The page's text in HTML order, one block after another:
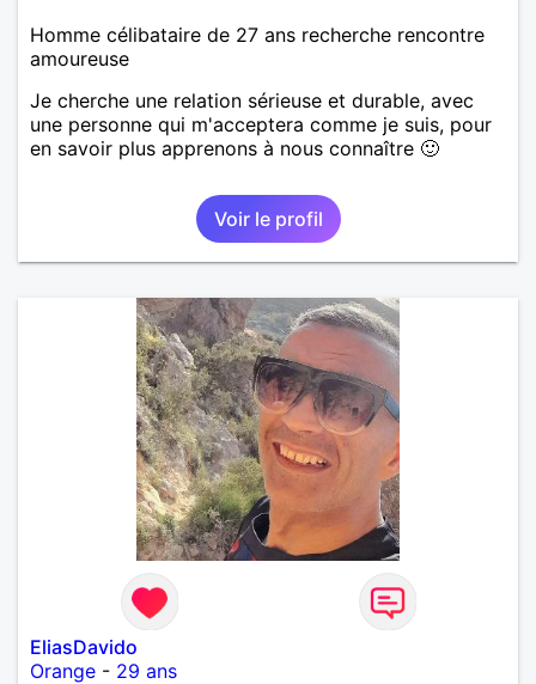
Homme célibataire de 27 ans recherche rencontre
amoureuse
Je cherche une relation sérieuse et durable, avec
une personne qui m'acceptera comme je suis, pour
en savoir plus apprenons à nous connaître 🙂
Voir le profil
EliasDavido
Orange - 29 ans